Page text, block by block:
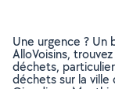
Une urgence ? Un
AlloVoisins,
déchets,
déchets sur la ville